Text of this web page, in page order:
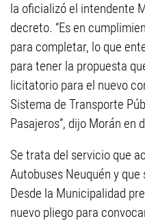
la oficializó el intendente
decreto. “Es en
para completar, lo que
para tener la propuesta
licitatorio para el nuevo
Sistema de Transporte
Pasajeros”, dijo Morán en
Se trata del servicio que
Autobuses Neuquén y
Desde la Municipalidad
nuevo pliego para